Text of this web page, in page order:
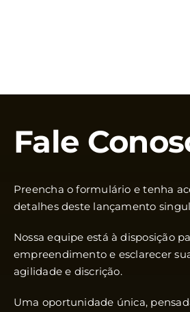
Fale
Preencha o formulário e tenha
detalhes deste lançamento
Nossa equipe está à disposição
empreendimento e esclarecer
agilidade e discrição.
Uma oportunidade única,